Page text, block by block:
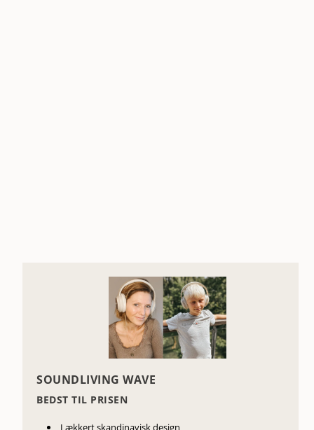
SOUNDLIVING WAVE
BEDST TIL PRISEN
Lækkert skandinavisk design